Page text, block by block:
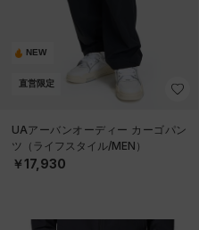
NEW
直営限定
UAアーバンオーディー カーゴパン
ツ（ライフスタイル/MEN）
￥17,930